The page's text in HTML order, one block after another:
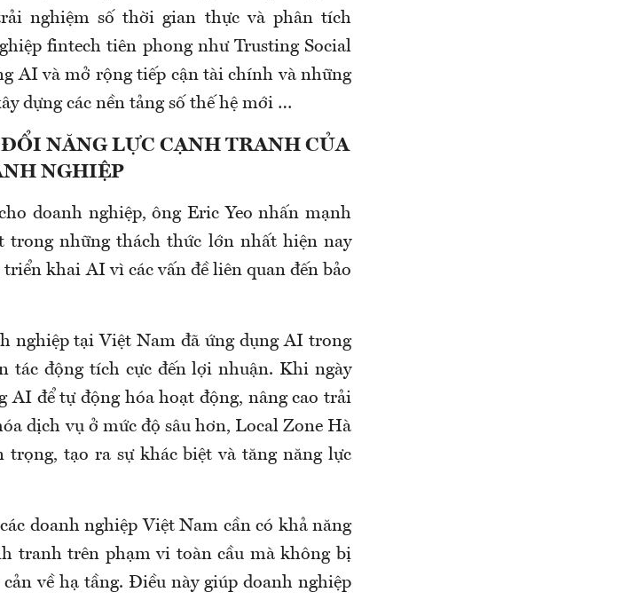
nghiệm số thời gian thực và phân tích
fintech tiên phong như Trusting Social
AI và mở rộng tiếp cận tài chính và những
dựng các nền tảng số thế hệ mới …
NĂNG LỰC CẠNH TRANH CỦA
NGHIỆP
doanh nghiệp, ông Eric Yeo nhấn mạnh
trong những thách thức lớn nhất hiện nay
khai AI vì các vấn đề liên quan đến bảo
nghiệp tại Việt Nam đã ứng dụng AI trong
tác động tích cực đến lợi nhuận. Khi ngày
AI để tự động hóa hoạt động, nâng cao trải
dịch vụ ở mức độ sâu hơn, Local Zone Hà
trọng, tạo ra sự khác biệt và tăng năng lực
doanh nghiệp Việt Nam cần có khả năng
tranh trên phạm vi toàn cầu mà không bị
về hạ tầng. Điều này giúp doanh nghiệp